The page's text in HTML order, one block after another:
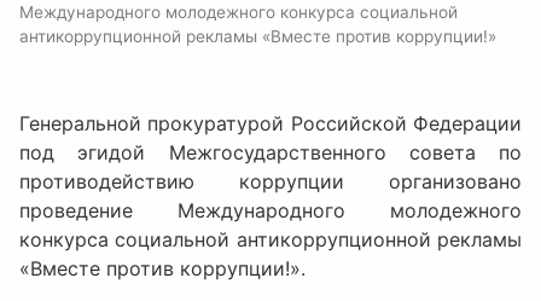
Международного молодежного конкурса социальной
антикоррупционной рекламы «Вместе против коррупции!»
Генеральной прокуратурой Российской Федерации
под эгидой Межгосударственного совета по
противодействию коррупции организовано
проведение Международного молодежного
конкурса социальной антикоррупционной рекламы
«Вместе против коррупции!».